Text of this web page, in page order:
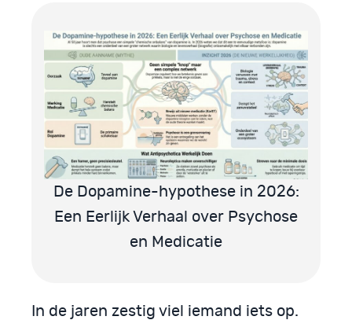
De Dopamine-hypothese in 2026:
Een Eerlijk Verhaal over Psychose
en Medicatie
In de jaren zestig viel iemand iets op.